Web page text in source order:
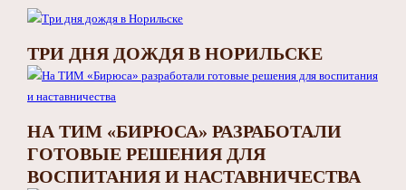
ТРИ ДНЯ ДОЖДЯ В НОРИЛЬСКЕ
НА ТИМ «БИРЮСА» РАЗРАБОТАЛИ
ГОТОВЫЕ РЕШЕНИЯ ДЛЯ
ВОСПИТАНИЯ И НАСТАВНИЧЕСТВА